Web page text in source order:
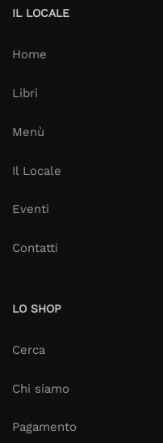
IL LOCALE
Home
Libri
Menù
Il Locale
Eventi
Contatti
LO SHOP
Cerca
Chi siamo
Pagamento